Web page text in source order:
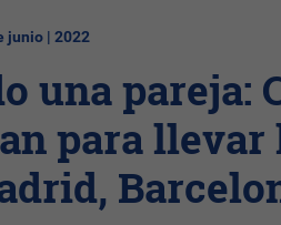
junio | 2022
una pareja:
para llevar